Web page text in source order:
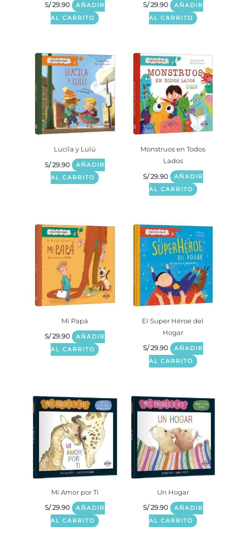
S/29.90
AÑADIR
AL CARRITO
S/29.90
AÑADIR
AL CARRITO
Lucila y Lulú
S/29.90
AÑADIR
AL CARRITO
Monstruos en Todos
Lados
S/29.90
AÑADIR
AL CARRITO
Mi Papá
S/29.90
AÑADIR
AL CARRITO
El Super Héroe del
Hogar
S/29.90
AÑADIR
AL CARRITO
Mi Amor por Ti
S/29.90
AÑADIR
AL CARRITO
Un Hogar
S/29.90
AÑADIR
AL CARRITO